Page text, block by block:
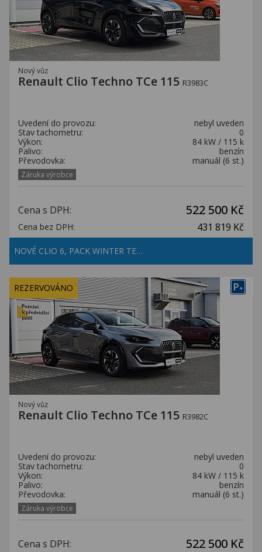
Nový vůz
Renault Clio Techno TCe 115 R3983C
Uvedení do provozu:
nebyl uveden
Stav tachometru:
0
Výkon:
84 kW / 115 k
Palivo:
benzín
Převodovka:
manuál (6 st.)
Záruka výrobce
Cena s DPH: 522 500 Kč
Cena bez DPH: 431 819 Kč
NOVÉ CLIO 6, PACK WINTER TE…
P+
REZERVOVÁNO
Nový vůz
Renault Clio Techno TCe 115 R3982C
Uvedení do provozu:
nebyl uveden
Stav tachometru:
0
Výkon:
84 kW / 115 k
Palivo:
benzín
Převodovka:
manuál (6 st.)
Záruka výrobce
Cena s DPH: 522 500 Kč